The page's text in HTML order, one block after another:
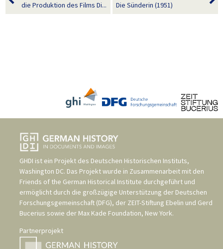
die Produktion des Films Di...
Die Sünderin (1951)
GHDI ist ein Projekt des Deutschen Historischen Instituts,
Washington DC. Das Projekt wurde in Zusammenarbeit mit den
Friends of the German Historical Institute durchgeführt und
ermöglicht durch die großzügige Unterstützung der Deutschen
Forschungsgemeinschaft (DFG), der ZEIT-Stiftung Ebelin und Gerd
Bucerius sowie der Max Kade Foundation, New York.
Partnerprojekt